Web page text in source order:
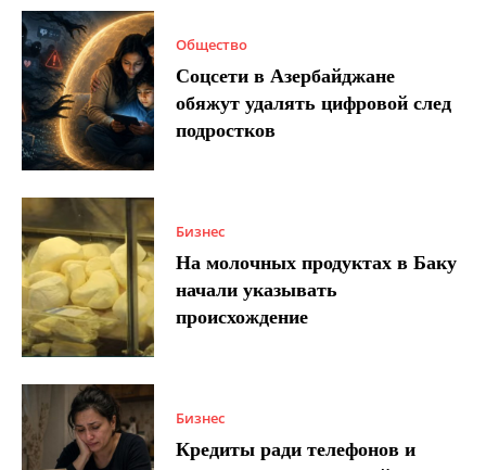
Общество
Соцсети в Азербайджане
обяжут удалять цифровой след
подростков
Бизнес
На молочных продуктах в Баку
начали указывать
происхождение
Бизнес
Кредиты ради телефонов и